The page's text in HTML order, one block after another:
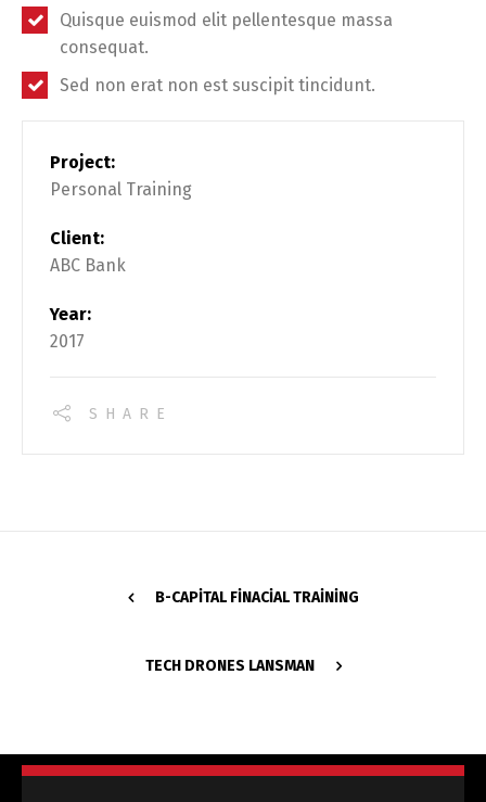
Quisque euismod elit pellentesque massa
consequat.
Sed non erat non est suscipit tincidunt.
Project:
Personal Training
Client:
ABC Bank
Year:
2017
SHARE
B-CAPITAL FINACIAL TRAINING
TECH DRONES LANSMAN